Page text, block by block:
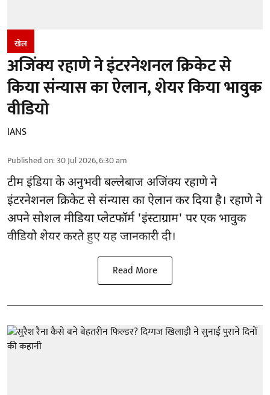
खेल
अजिंक्य रहाणे ने इंटरनेशनल क्रिकेट से
किया संन्यास का ऐलान, शेयर किया भावुक
वीडियो
IANS
Published on:30 Jul 2026, 6:30 am
टीम इंडिया के अनुभवी बल्लेबाज अजिंक्य रहाणे ने
इंटरनेशनल क्रिकेट से संन्यास का ऐलान कर दिया है। रहाणे ने
अपने सोशल मीडिया प्लेटफॉर्म 'इंस्टाग्राम' पर एक भावुक
वीडियो शेयर करते हुए यह जानकारी दी।
Read More